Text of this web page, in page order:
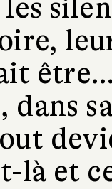
dans
là et